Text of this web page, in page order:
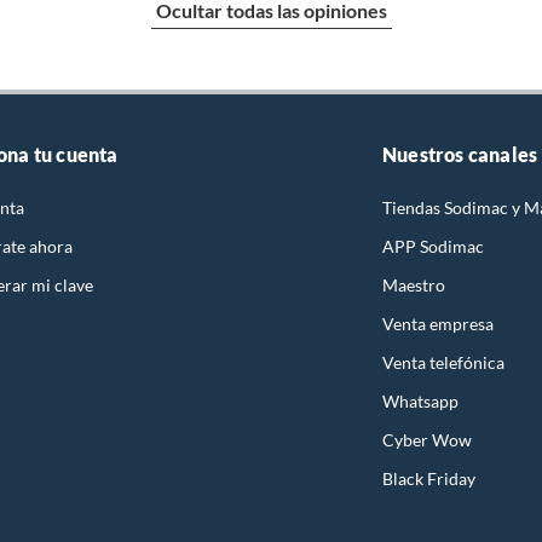
satisfacer a millones de personas con una extensa
Ocultar todas las opiniones
tu cuenta
ahora
mi clave
Nuestros canales
Tiendas Sodimac y
APP Sodimac
Maestro
Venta empresa
Venta telefónica
Whatsapp
Cyber Wow
Black Friday